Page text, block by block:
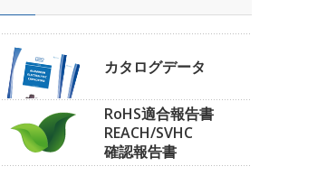
カタログデータ
RoHS適合報告書
REACH/SVHC
確認報告書